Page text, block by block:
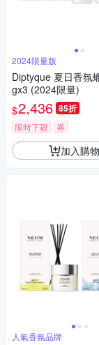
2024限量版
Diptyque 夏日香氛
gx3 (2024限量)
$2,436 85折
限時下殺 券
加入購
人氣香氛品牌